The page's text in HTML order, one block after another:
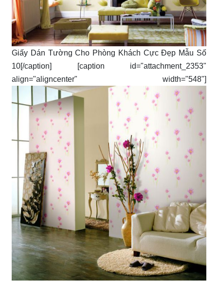
Giấy Dán Tường Cho Phòng Khách Cực Đẹp Mẫu Số
10[/caption] [caption id="attachment_2353"
align="aligncenter" width="548"]